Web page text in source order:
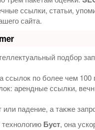
ссылки, статьи,
сайта.
подбор
ссылок по более чем
арендные ссылки,
падение, а также
Буст, она